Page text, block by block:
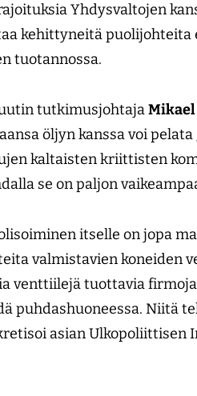
Yhdysvaltojen
kehittyneitä
tuotannossa.
tutkimusjohtaja
öljyn kanssa voi
kaltaisten kriittisten
se on paljon
itselle on jopa
valmistavien koneiden
venttiilejä tuottavia
puhdashuoneessa. Niitä
asian